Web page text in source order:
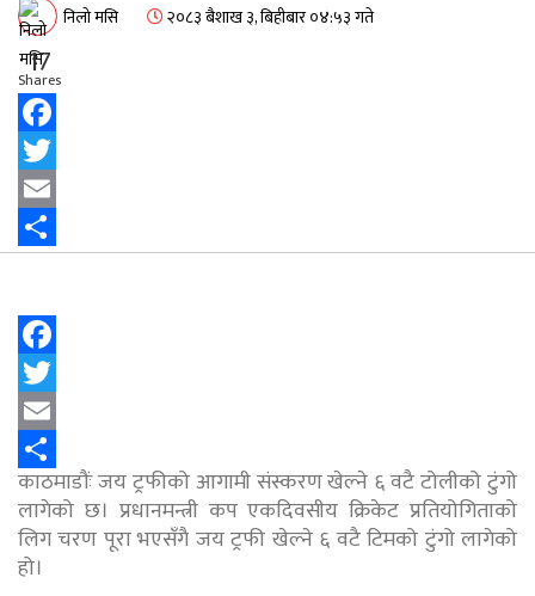
निलो मसि २०८३ बैशाख ३, बिहीबार ०४:५३ गते
17
Shares
Facebook
Twitter
Email
Facebook
Twitter
Email
Share
काठमाडौंः जय ट्रफीको आगामी संस्करण खेल्ने ६ वटै टोलीको टुंगो
लागेको छ। प्रधानमन्त्री कप एकदिवसीय क्रिकेट प्रतियोगिताको
लिग चरण पूरा भएसँगै जय ट्रफी खेल्ने ६ वटै टिमको टुंगो लागेको
हो।